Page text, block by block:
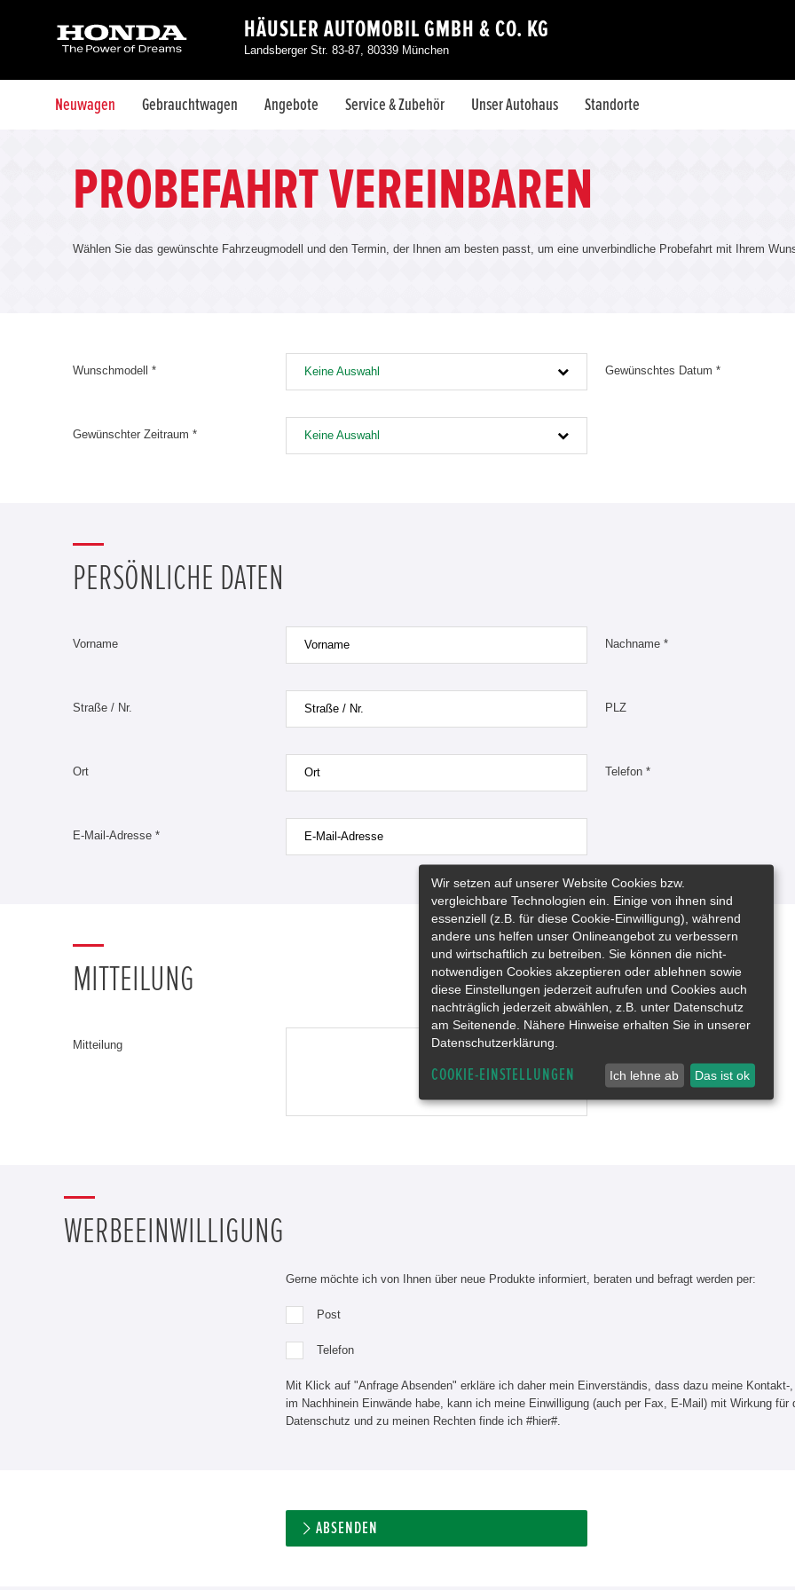
HÄUSLER AUTOMOBIL GMBH & CO. KG
Landsberger Str. 83-87, 80339 München
Neuwagen Gebrauchtwagen Angebote Service & Zubehör Unser Autohaus Standorte
PROBEFAHRT VEREINBAREN
Wählen Sie das gewünschte Fahrzeugmodell und den Termin, der Ihnen am besten passt, um eine unverbindliche Probefahrt mit Ihrem
Wunschmodell * Keine Auswahl Gewünschtes Datum *
Gewünschter Zeitraum * Keine Auswahl
PERSÖNLICHE DATEN
Vorname Nachname *
Straße / Nr. PLZ
Ort Telefon *
E-Mail-Adresse *
MITTEILUNG
Mitteilung
WERBEEINWILLIGUNG
Gerne möchte ich von Ihnen über neue Produkte informiert, beraten und befragt werden per:
Post
Telefon
Mit Klick auf "Anfrage Absenden" erkläre ich daher mein Einverständis, dass dazu meine
im Nachhinein Einwände habe, kann ich meine Einwilligung (auch per Fax, E-Mail) mit Wirkung
Datenschutz und zu meinen Rechten finde ich #hier#.
ABSENDEN
Wir setzen auf unserer Website Cookies bzw.
vergleichbare Technologien ein. Einige von ihnen sind
essenziell (z.B. für diese Cookie-Einwilligung), während
andere uns helfen unser Onlineangebot zu verbessern
und wirtschaftlich zu betreiben. Sie können die nicht-
notwendigen Cookies akzeptieren oder ablehnen sowie
diese Einstellungen jederzeit aufrufen und Cookies auch
nachträglich jederzeit abwählen, z.B. unter Datenschutz
am Seitenende. Nähere Hinweise erhalten Sie in unserer
Datenschutzerklärung.
COOKIE-EINSTELLUNGEN Ich lehne ab Das ist ok